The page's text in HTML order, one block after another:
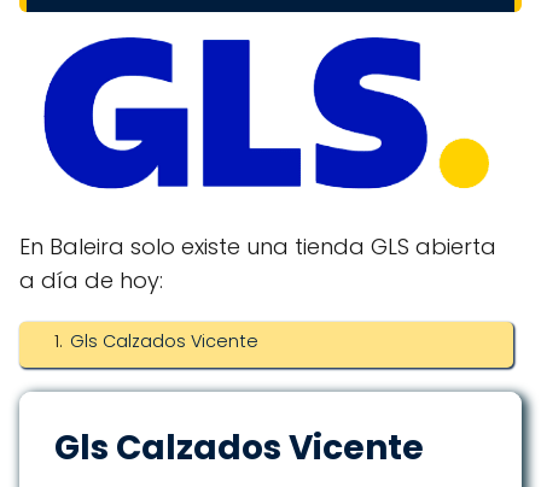
En Baleira solo existe una tienda GLS abierta
a día de hoy:
Gls Calzados Vicente
Gls Calzados Vicente